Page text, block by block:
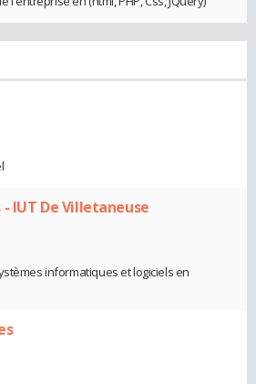
IUT De Villetaneuse
informatiques et logiciels en